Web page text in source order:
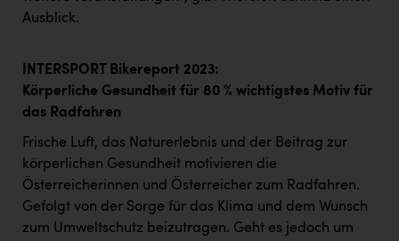
Ausblick.
INTERSPORT Bikereport 2023:
Körperliche Gesundheit für 80 % wichtigstes Motiv für
das Radfahren
Frische Luft, das Naturerlebnis und der Beitrag zur
körperlichen Gesundheit motivieren die
Österreicherinnen und Österreicher zum Radfahren.
Gefolgt von der Sorge für das Klima und dem Wunsch
zum Umweltschutz beizutragen. Geht es jedoch um